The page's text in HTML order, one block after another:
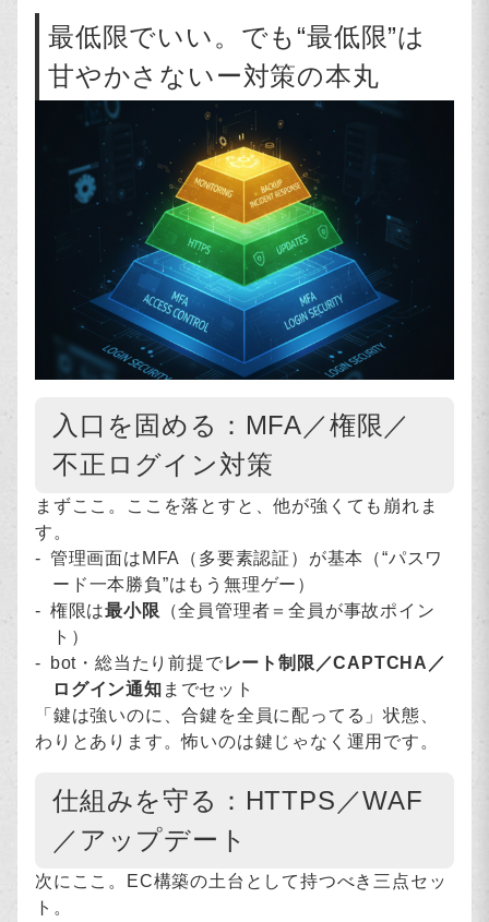
最低限でいい。でも“最低限”は
甘やかさないー対策の本丸
入口を固める：MFA／権限／
不正ログイン対策
まずここ。ここを落とすと、他が強くても崩れま
す。
管理画面はMFA（多要素認証）が基本（“パスワ
ード一本勝負”はもう無理ゲー）
権限は最小限 （全員管理者＝全員が事故ポイン
ト）
bot・総当たり前提でレート制限／CAPTCHA／
ログイン通知 までセット
「鍵は強いのに、合鍵を全員に配ってる」状態、
わりとあります。怖いのは鍵じゃなく運用です。
仕組みを守る：HTTPS／WAF
／アップデート
次にここ。EC構築の土台として持つべき三点セッ
ト。